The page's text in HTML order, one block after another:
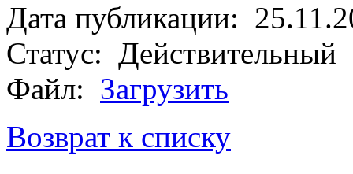
Дата публикации:
Статус: Действительный
Файл: Загрузить
Возврат к списку